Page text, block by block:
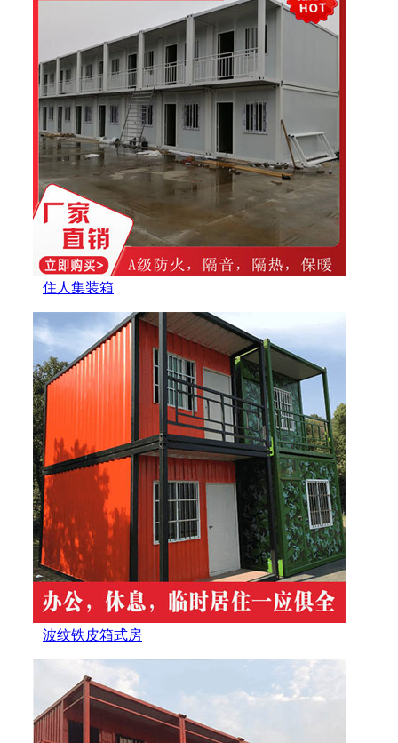
住人集装箱
波纹铁皮箱式房